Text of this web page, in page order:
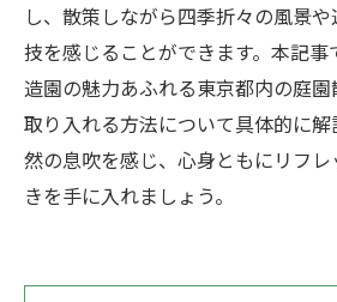
し、散策しながら四季折々の風景
技を感じることができます。本記事
造園の魅力あふれる東京都内の庭
取り入れる方法について具体的に解
然の息吹を感じ、心身ともにリフ
きを手に入れましょう。